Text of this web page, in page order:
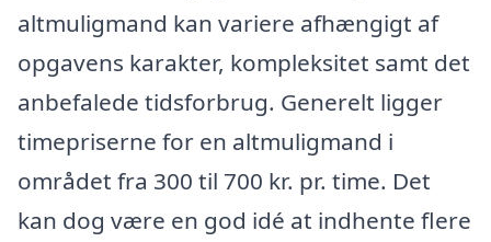
altmuligmand kan variere afhængigt af
opgavens karakter, kompleksitet samt det
anbefalede tidsforbrug. Generelt ligger
timepriserne for en altmuligmand i
området fra 300 til 700 kr. pr. time. Det
kan dog være en god idé at indhente flere